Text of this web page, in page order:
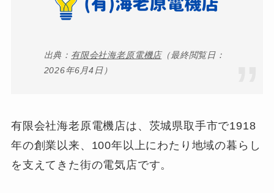
出典： 有限会社海老原電機店（最終閲覧日：
2026年6月4日）
有限会社海老原電機店は、茨城県取手市で1918
年の創業以来、100年以上にわたり地域の暮らし
を支えてきた街の電気店です。